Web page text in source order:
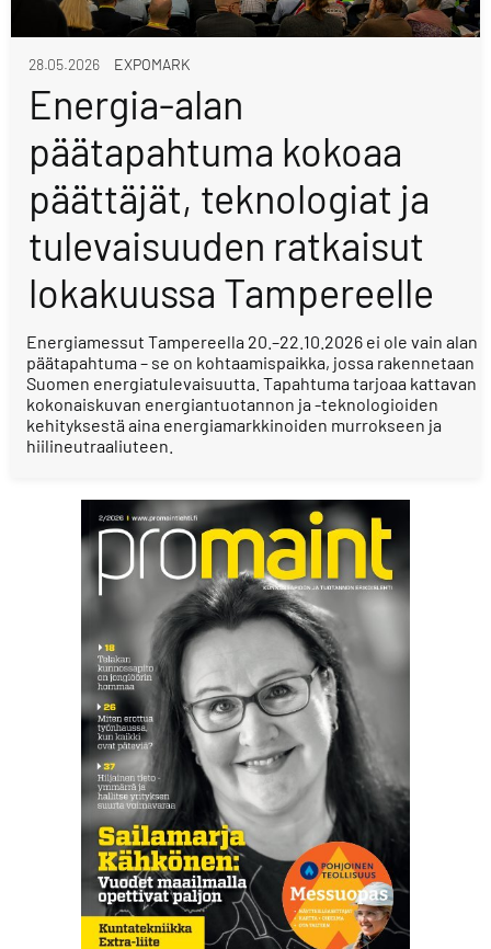
28.05.2026 EXPOMARK
Energia-alan
päätapahtuma kokoaa
päättäjät, teknologiat ja
tulevaisuuden ratkaisut
lokakuussa Tampereelle
Energiamessut Tampereella 20.–22.10.2026 ei ole vain alan
päätapahtuma – se on kohtaamispaikka, jossa rakennetaan
Suomen energiatulevaisuutta. Tapahtuma tarjoaa kattavan
kokonaiskuvan energiantuotannon ja -teknologioiden
kehityksestä aina energiamarkkinoiden murrokseen ja
hiilineutraaliuteen.